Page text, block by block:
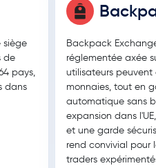
siège
de
pays,
dans
Backpack
réglementée axée
utilisateurs
monnaies, tout en
automatique sans
expansion dans
et une garde
rend convivial pour
traders